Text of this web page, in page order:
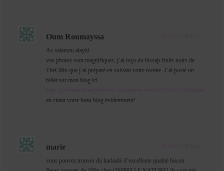
Oum Roumayssa
As salamou alayki
vos photos sont magnifiques, j’ai reçu du bissap fruits noirs de
ThéCâlin que j’ai préparé en suivant votre recette. J’ai posté un
billet sur mon blog ici
en citant votre beau blog évidemment!
marie
vous pouvez trouver du karkadé d’excellente qualité bio,en